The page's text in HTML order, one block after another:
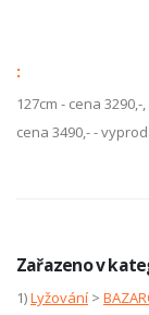
:
127cm - cena 3290,-
cena 3490,- -
Zařazeno v
1)Lyžování >